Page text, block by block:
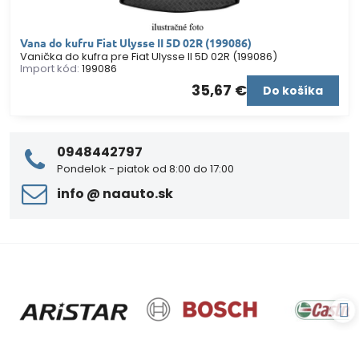
Vana do kufru Fiat Ulysse II 5D 02R (199086)
Vanička do kufra pre Fiat Ulysse II 5D 02R (199086)
Import kód: 199086
35,67 € Do košíka
0948442797
Pondelok - piatok od 8:00 do 17:00
info ​@ naauto​.sk